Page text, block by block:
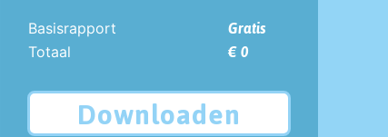
Basisrapport
Gratis
Totaal
€ 0
Downloaden